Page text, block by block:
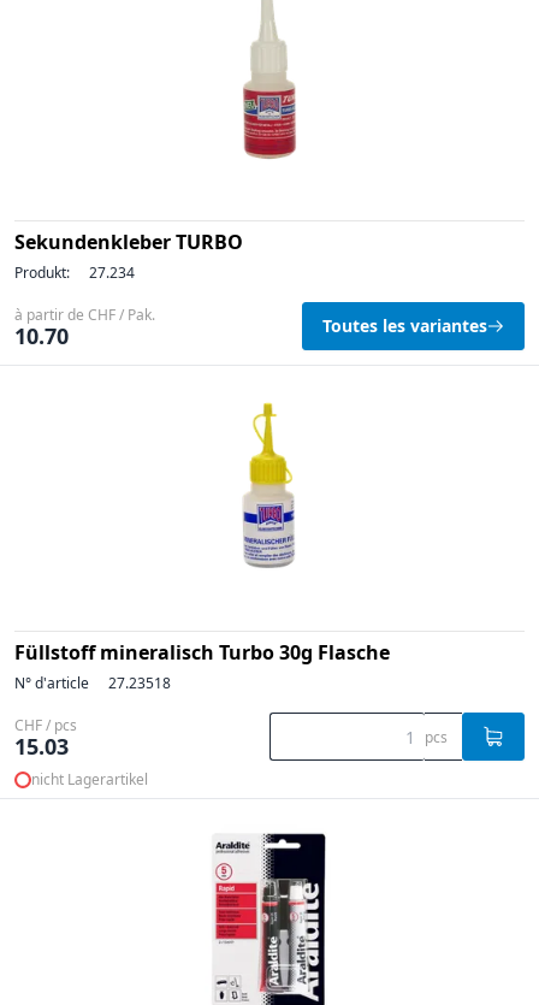
Sekundenkleber TURBO
Produkt: 27.234
à partir de CHF / Pak.
10.70 Toutes les variantes
Füllstoff mineralisch Turbo 30g Flasche
N° d'article 27.23518
CHF / pcs
15.03 pcs
nicht Lagerartikel